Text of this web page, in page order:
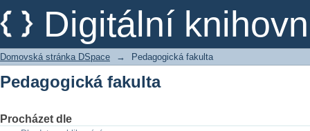
Digitální
Pedagogická fakulta
Domovská stránka DSpace → Pedagogická fakulta
Pedagogická fakulta
Procházet dle